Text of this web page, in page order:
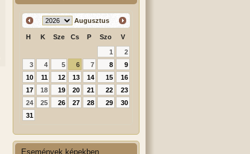
Augusztus
H K Sze Cs P Szo V
1
2
3
4 5 6 7 8
9
10
11 12 13 14 15
16
17
18 19 20 21 22
23
24
25 26 27 28 29
30
31
Események képekben